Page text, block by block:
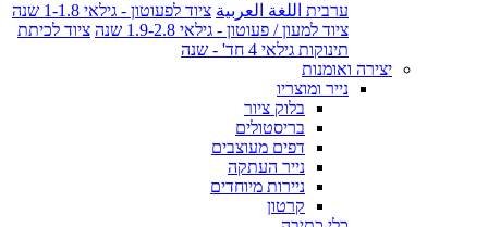
ערבית اللغة العربية ציוד לפעוטון - גילאי 1-1.8 שנה
ציוד למעון / פעוטון - גילאי 1.9-2.8 שנה
ציוד לכיתת
תינוקות גילאי 4 חד' - שנה
יצירה ואומנות
נייר ומוצריו
בלוק ציור
בריסטולים
דפים מעוצבים
נייר העתקה
ניירות מיוחדים
קרטון